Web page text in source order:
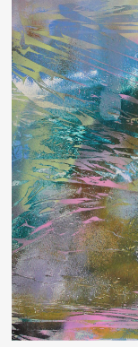
О нас
События
Другие проекты
Rakov
baget